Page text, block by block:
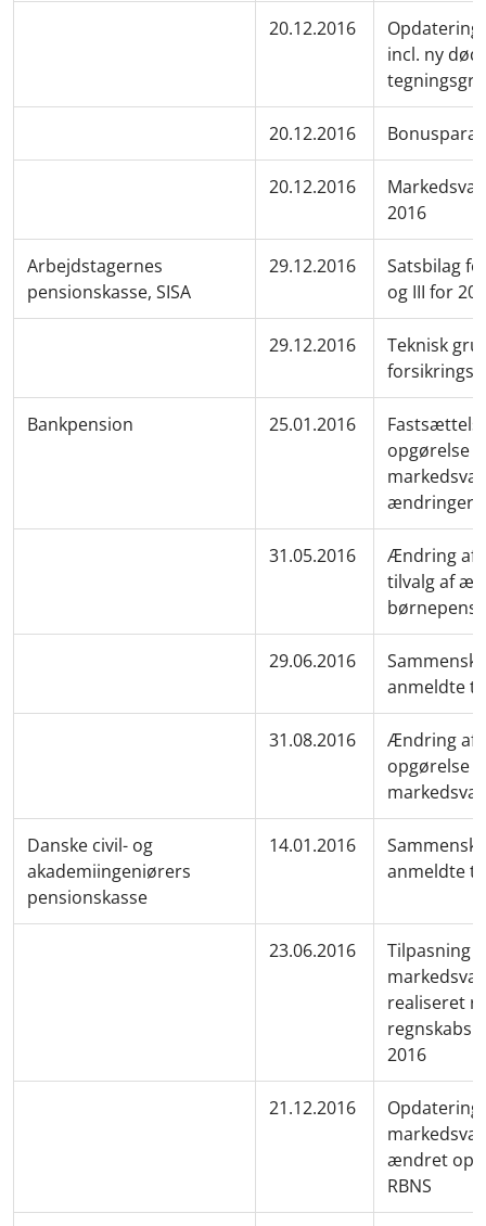
20.12.2016
Opdatering
incl. ny
20.12.2016
20.12.2016
2016
Arbejdstagernes
pensionskasse, SISA
29.12.2016
Satsbilag
og III for
29.12.2016
Teknisk
Bankpension 25.01.2016
opgørelse
ændringer
31.05.2016
Ændring af
tilvalg af
29.06.2016
anmeldte
31.08.2016
Ændring af
opgørelse
Danske civil- og
akademiingeniørers
pensionskasse
14.01.2016
anmeldte
23.06.2016
Tilpasning
realiseret
2016
21.12.2016
Opdatering
ændret
RBNS